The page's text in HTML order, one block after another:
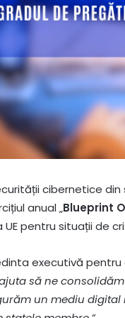
cibernetice
anual „Blueprint
pentru situații de
executivă
să ne
un mediu